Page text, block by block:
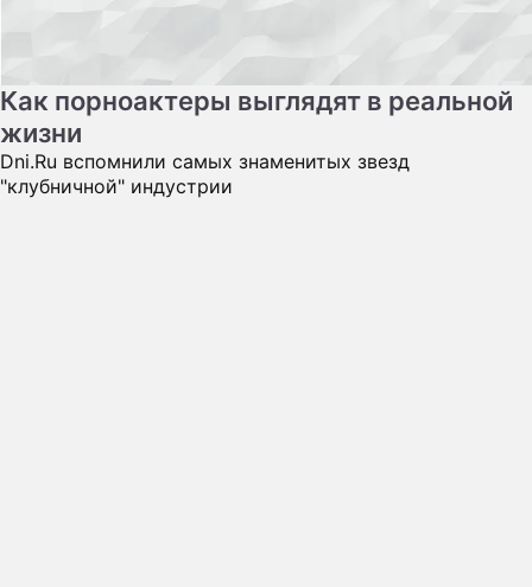
Как порноактеры выглядят в реальной
жизни
Dni.Ru вспомнили самых знаменитых звезд
"клубничной" индустрии